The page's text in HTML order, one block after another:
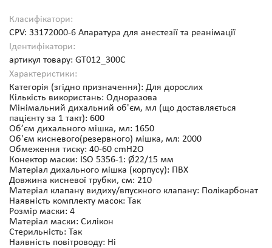
Класифікатори:
CPV: 33172000-6 Апаратура для анестезії та реанімації
Ідентифікатори:
артикул товару: GT012_300С
Характеристики:
Категорія (згідно призначення): Для дорослих
Кількість використань: Одноразова
Мінімальний дихальний об'єм, мл (що доставляється
пацієнту за 1 такт): 600
Об’єм дихального мішка, мл: 1650
Об'єм кисневого(резервного) мішка, мл: 2000
Обмеження тиску: 40-60 cmH2O
Конектор маски: ISO 5356-1: Ø22/15 мм
Матеріал дихального мішка (корпусу): ПВХ
Довжина кисневої трубки, см: 210
Матеріал клапану видиху/впускного клапану: Полікарбонат
Наявність комплекту масок: Так
Розмір маски: 4
Матеріал маски: Силікон
Стерильність: Так
Наявність повітроводу: Ні